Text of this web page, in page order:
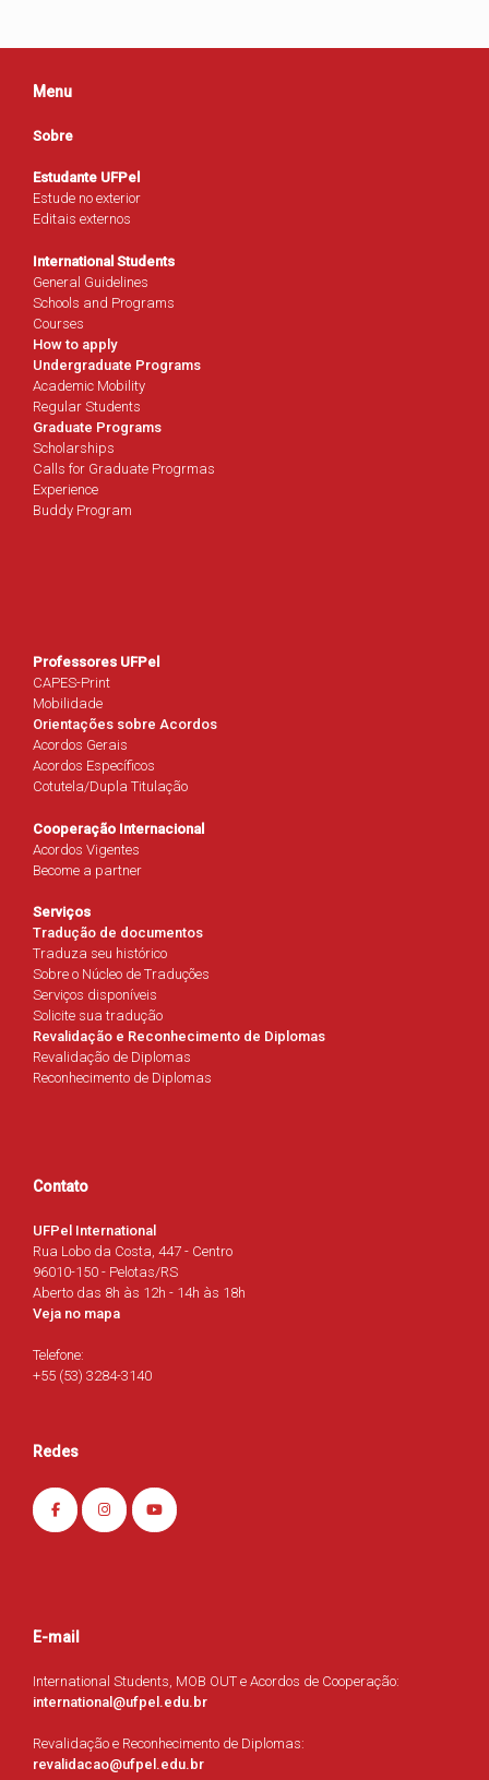
Menu
Sobre
Estudante UFPel
Estude no exterior
Editais externos
International Students
General Guidelines
Schools and Programs
Courses
How to apply
Undergraduate Programs
Academic Mobility
Regular Students
Graduate Programs
Scholarships
Calls for Graduate Progrmas
Experience
Buddy Program
Professores UFPel
CAPES-Print
Mobilidade
Orientações sobre Acordos
Acordos Gerais
Acordos Específicos
Cotutela/Dupla Titulação
Cooperação Internacional
Acordos Vigentes
Become a partner
Serviços
Tradução de documentos
Traduza seu histórico
Sobre o Núcleo de Traduções
Serviços disponíveis
Solicite sua tradução
Revalidação e Reconhecimento de Diplomas
Revalidação de Diplomas
Reconhecimento de Diplomas
Contato
UFPel International
Rua Lobo da Costa, 447 - Centro
96010-150 - Pelotas/RS
Aberto das 8h às 12h - 14h às 18h
Veja no mapa
Telefone:
+55 (53) 3284-3140
Redes
E-mail
International Students, MOB OUT e Acordos de Cooperação:
international@ufpel.edu.br
Revalidação e Reconhecimento de Diplomas:
revalidacao@ufpel.edu.br